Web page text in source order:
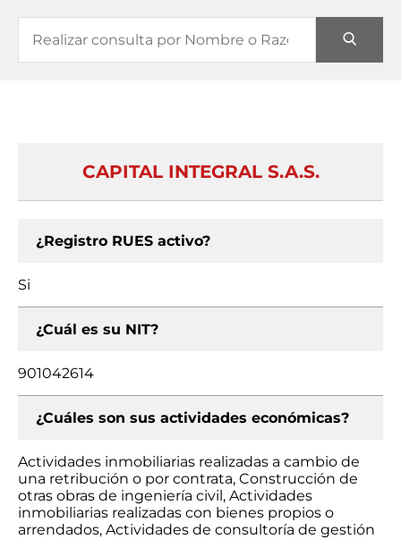
CAPITAL INTEGRAL S.A.S.
¿Registro RUES activo?
Si
¿Cuál es su NIT?
901042614
¿Cuáles son sus actividades económicas?
Actividades inmobiliarias realizadas a cambio de
una retribución o por contrata, Construcción de
otras obras de ingeniería civil, Actividades
inmobiliarias realizadas con bienes propios o
arrendados, Actividades de consultoría de gestión